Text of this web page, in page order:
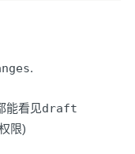
.
能看见draft
限)